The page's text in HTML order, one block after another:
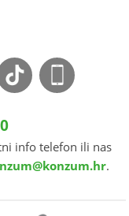
info telefon ili nas
.